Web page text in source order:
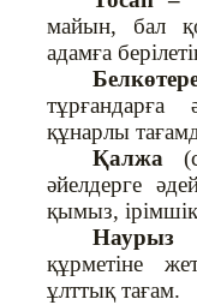
майын, бал
адамға
тұрғандарға
құнарлы
Қалжа
әйелдерге
қымыз,
құрметіне
ұлттық тағам.